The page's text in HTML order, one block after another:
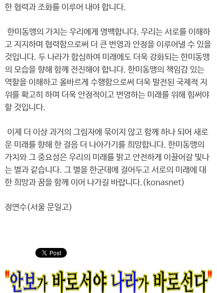
한 협력과 조화를 이루어 내야 합니다.
한미동맹의 가치는 우리에게 명백합니다. 우리는 서로를 이해하
고 지지하며 협력함으로써 더 큰 번영과 안정을 이루어낼 수 있을
것입니다. 두 나라가 합심하여 미래에도 더욱 강화되는 한미동맹
의 모습을 향해 함께 전진해야 합니다. 한미동맹의 책임감 있는
역할을 이해하고 올바르게 수행함으로써 더욱 발전된 국제적 지
위를 확고히 하며 더욱 안정적이고 번영하는 미래를 위해 힘써야
할 것입니다.
이제 더 이상 과거의 그림자에 묶이지 않고 함께 하나 되어 새로
운 미래를 향해 한 걸음 더 나아가기를 희망합니다. 한미동맹의
가치와 그 중요성은 우리의 미래를 밝고 안전하게 이끌어갈 빛나
는 별과 같습니다. 그 별을 한군데에 걸어두고 서로의 미래에 대
한 희망과 꿈을 함께 이어 나가길 바랍니다.(konasnet)
정연수(서울 문일고)